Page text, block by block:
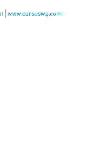
www.cursuswp.com